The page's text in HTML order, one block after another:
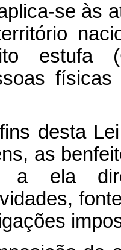
se às
estufa
desta
as
a ela